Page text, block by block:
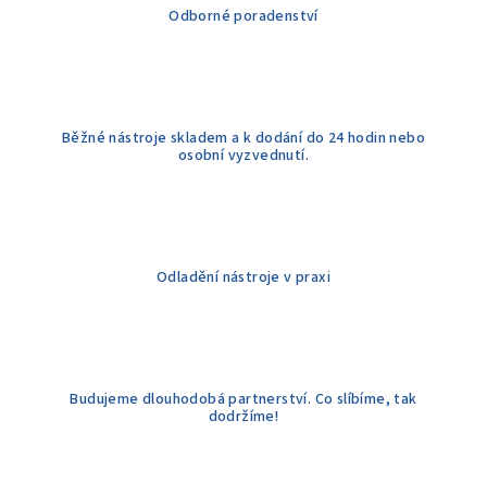
Odborné poradenství
Běžné nástroje skladem a k dodání do 24 hodin nebo
osobní vyzvednutí.
Odladění nástroje v praxi
Budujeme dlouhodobá partnerství. Co slíbíme, tak
dodržíme!